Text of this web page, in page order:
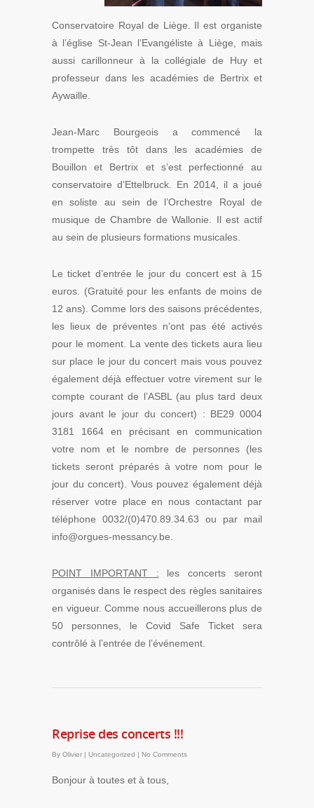
Conservatoire Royal de Liège. Il est organiste
à l’église St-Jean l’Evangéliste à Liège, mais
aussi carillonneur à la collégiale de Huy et
professeur dans les académies de Bertrix et
Aywaille.
Jean-Marc Bourgeois a commencé la
trompette très tôt dans les académies de
Bouillon et Bertrix et s’est perfectionné au
conservatoire d’Ettelbruck. En 2014, il a joué
en soliste au sein de l’Orchestre Royal de
musique de Chambre de Wallonie. Il est actif
au sein de plusieurs formations musicales.
Le ticket d’entrée le jour du concert est à 15
euros. (Gratuité pour les enfants de moins de
12 ans). Comme lors des saisons précédentes,
les lieux de préventes n’ont pas été activés
pour le moment. La vente des tickets aura lieu
sur place le jour du concert mais vous pouvez
également déjà effectuer votre virement sur le
compte courant de l’ASBL (au plus tard deux
jours avant le jour du concert) : BE29 0004
3181 1664 en précisant en communication
votre nom et le nombre de personnes (les
tickets seront préparés à votre nom pour le
jour du concert). Vous pouvez également déjà
réserver votre place en nous contactant par
téléphone 0032/(0)470.89.34.63 ou par mail
info@orgues-messancy.be.
POINT IMPORTANT : les concerts seront
organisés dans le respect des règles sanitaires
en vigueur. Comme nous accueillerons plus de
50 personnes, le Covid Safe Ticket sera
contrôlé à l’entrée de l’événement.
Reprise des concerts !!!
By Olivier | Uncategorized | No Comments
Bonjour à toutes et à tous,